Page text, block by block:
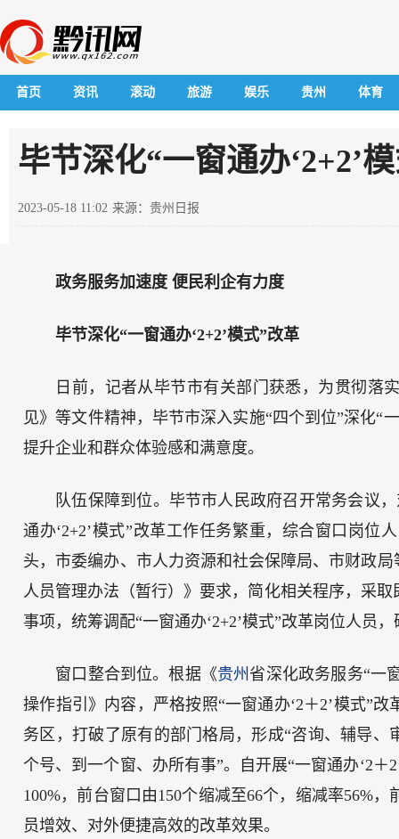
首页 资讯 滚动 旅游 娱乐 贵州 体育
毕节深化“一窗通办‘2+2’
2023-05-18 11:02 来源：贵州日报
政务服务加速度 便民利企有力度
毕节深化“一窗通办‘2+2’模式”改革
日前，记者从毕节市有关部门获悉，为贯彻落
见》等文件精神，毕节市深入实施“四个到位”深化“
提升企业和群众体验感和满意度。
队伍保障到位。毕节市人民政府召开常务会议
通办‘2+2’模式”改革工作任务繁重，综合窗口岗
头，市委编办、市人力资源和社会保障局、市财政
人员管理办法（暂行）》要求，简化相关程序，采取
事项，统筹调配“一窗通办‘2+2’模式”改革岗位人员
窗口整合到位。根据《贵州省深化政务服务“一
操作指引》内容，严格按照“一窗通办‘2＋2’模式”
务区，打破了原有的部门格局，形成“咨询、辅导
个号、到一个窗、办所有事”。自开展“一窗通办‘2
100%，前台窗口由150个缩减至66个，缩减率56%
员增效、对外便捷高效的改革效果。